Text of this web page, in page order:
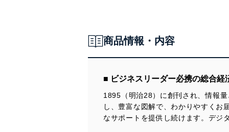
商品情報・内容
■ ビジネスリーダー必携の総合経
1895（明治28）に創刊され、情報
し、豊富な図解で、わかりやすくお
なサポートを提供し続けます。デジ